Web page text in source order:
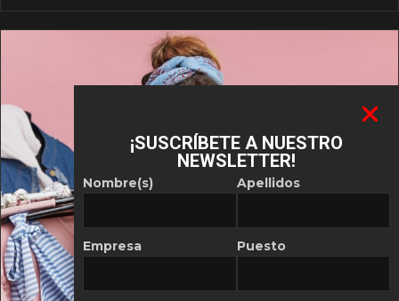
¡SUSCRÍBETE A NUESTRO
NEWSLETTER!
Nombre(s)
Empresa
Apellidos
Puesto